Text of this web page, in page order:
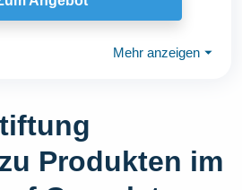
Mehr anzeigen ⏷
Produkten im